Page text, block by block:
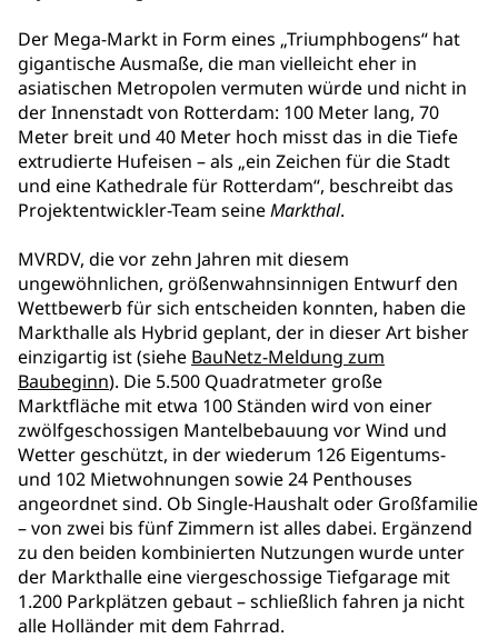
Der Mega-Markt in Form eines „Triumphbogens“ hat
gigantische Ausmaße, die man vielleicht eher in
asiatischen Metropolen vermuten würde und nicht in
der Innenstadt von Rotterdam: 100 Meter lang, 70
Meter breit und 40 Meter hoch misst das in die Tiefe
extrudierte Hufeisen – als „ein Zeichen für die Stadt
und eine Kathedrale für Rotterdam“, beschreibt das
Projektentwickler-Team seineMarkthal.
MVRDV, die vor zehn Jahren mit diesem
ungewöhnlichen, größenwahnsinnigen Entwurf den
Wettbewerb für sich entscheiden konnten, haben die
Markthalle als Hybrid geplant, der in dieser Art bisher
einzigartig ist (siehe BauNetz-Meldung zum
Baubeginn). Die 5.500 Quadratmeter große
Marktfläche mit etwa 100 Ständen wird von einer
zwölfgeschossigen Mantelbebauung vor Wind und
Wetter geschützt, in der wiederum 126 Eigentums-
und 102 Mietwohnungen sowie 24 Penthouses
angeordnet sind. Ob Single-Haushalt oder Großfamilie
– von zwei bis fünf Zimmern ist alles dabei. Ergänzend
zu den beiden kombinierten Nutzungen wurde unter
der Markthalle eine viergeschossige Tiefgarage mit
1.200 Parkplätzen gebaut – schließlich fahren ja nicht
alle Holländer mit dem Fahrrad.